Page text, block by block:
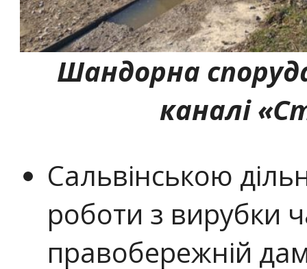
Шандорна
каналі
Сальвінською
роботи з вирубки
правобережній